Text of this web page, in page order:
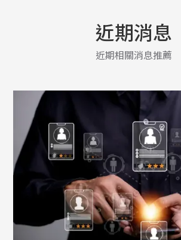
近期消息
近期相關消息推薦